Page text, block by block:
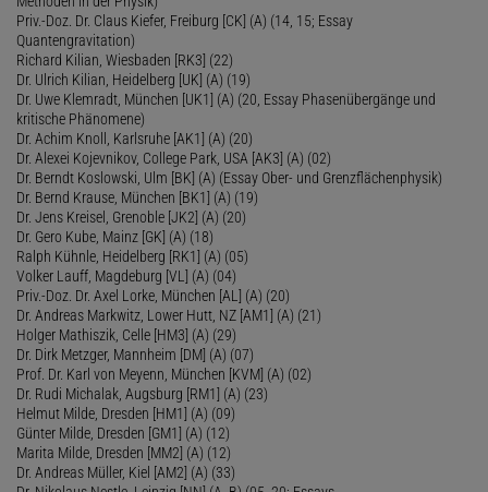
Priv.-Doz. Dr. Claus Kiefer, Freiburg [CK] (A) (14, 15; Essay
Quantengravitation)
Richard Kilian, Wiesbaden [RK3] (22)
Dr. Ulrich Kilian, Heidelberg [UK] (A) (19)
Dr. Uwe Klemradt, München [UK1] (A) (20, Essay Phasenübergänge und
kritische Phänomene)
Dr. Achim Knoll, Karlsruhe [AK1] (A) (20)
Dr. Alexei Kojevnikov, College Park, USA [AK3] (A) (02)
Dr. Berndt Koslowski, Ulm [BK] (A) (Essay Ober- und Grenzflächenphysik)
Dr. Bernd Krause, München [BK1] (A) (19)
Dr. Jens Kreisel, Grenoble [JK2] (A) (20)
Dr. Gero Kube, Mainz [GK] (A) (18)
Ralph Kühnle, Heidelberg [RK1] (A) (05)
Volker Lauff, Magdeburg [VL] (A) (04)
Priv.-Doz. Dr. Axel Lorke, München [AL] (A) (20)
Dr. Andreas Markwitz, Lower Hutt, NZ [AM1] (A) (21)
Holger Mathiszik, Celle [HM3] (A) (29)
Dr. Dirk Metzger, Mannheim [DM] (A) (07)
Prof. Dr. Karl von Meyenn, München [KVM] (A) (02)
Dr. Rudi Michalak, Augsburg [RM1] (A) (23)
Helmut Milde, Dresden [HM1] (A) (09)
Günter Milde, Dresden [GM1] (A) (12)
Marita Milde, Dresden [MM2] (A) (12)
Dr. Andreas Müller, Kiel [AM2] (A) (33)